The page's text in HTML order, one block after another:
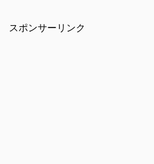
スポンサーリンク